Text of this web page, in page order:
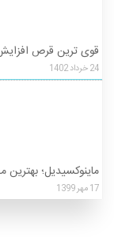
قوی ترین قرص
24خرداد1402
ماینوکسیدیل؛
17مهر1399